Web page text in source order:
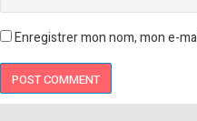
Enregistrer mon nom, mon e-